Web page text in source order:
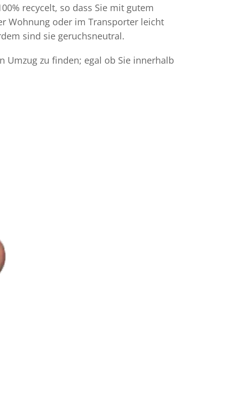
recycelt, so dass Sie mit gutem
Wohnung oder im Transporter leicht
sind sie geruchsneutral.
Umzug zu finden; egal ob Sie innerhalb